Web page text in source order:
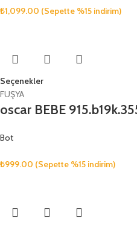
₺1,099.00 (Sepette %15 indirim)
Seçenekler
FUŞYA
oscar BEBE
Bot
₺999.00 (Sepette %15 indirim)